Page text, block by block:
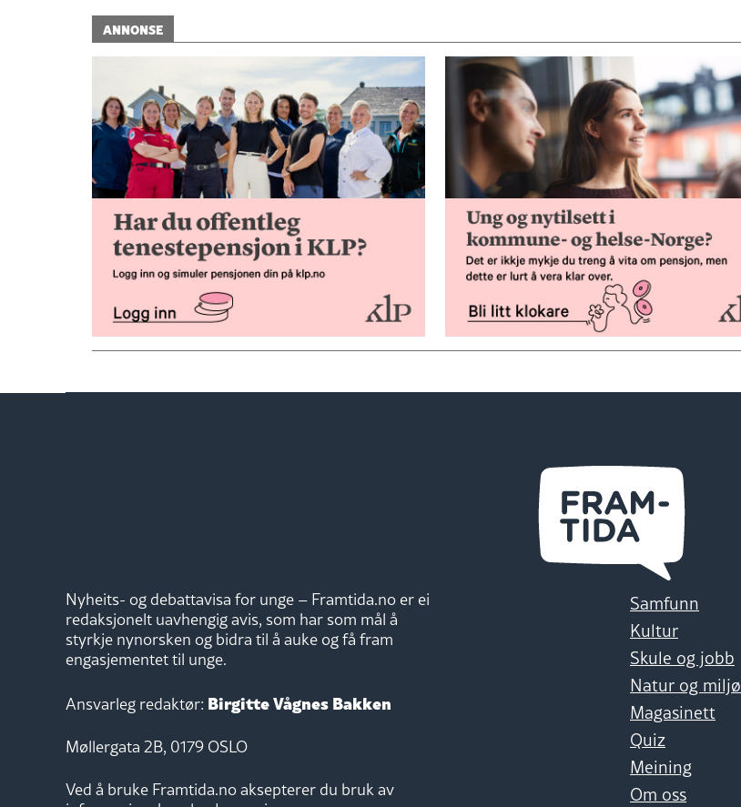
ANNONSE
Nyheits- og debattavisa for unge – Framtida.no er ei
redaksjonelt uavhengig avis, som har som mål å
styrkje nynorsken og bidra til å auke og få fram
engasjementet til unge.
Ansvarleg redaktør: Birgitte Vågnes Bakken
Møllergata 2B, 0179 OSLO
Ved å bruke Framtida.no aksepterer du bruk av
Samfunn
Kultur
Skule og jobb
Natur og miljø
Magasinett
Quiz
Meining
Om oss